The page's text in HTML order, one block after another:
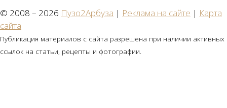
© 2008 – 2026 Пузо2Арбуза | Реклама на сайте | Карта
сайта
Публикация материалов с сайта разрешена при наличии активных
ссылок на статьи, рецепты и фотографии.